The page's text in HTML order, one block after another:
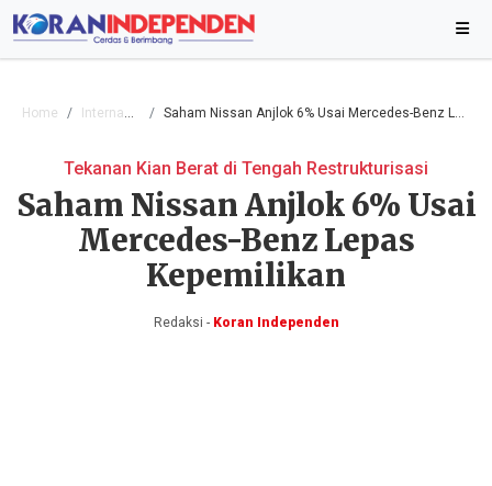
Home Internasional Saham Nissan Anjlok 6% Usai Mercedes-Benz Lepas Kepemilikan
Tekanan Kian Berat di Tengah Restrukturisasi
Saham Nissan Anjlok 6% Usai
Mercedes-Benz Lepas
Kepemilikan
Redaksi -Koran Independen